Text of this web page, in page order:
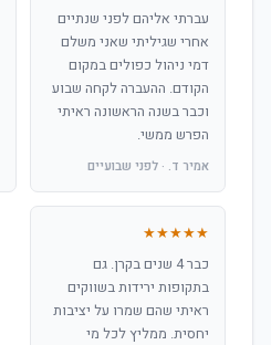
עברתי אליהם לפני שנתיים
אחרי שגיליתי שאני משלם
דמי ניהול כפולים במקום
הקודם. ההעברה לקחה שבוע
וכבר בשנה הראשונה ראיתי
הפרש ממשי.
אמיר ד. · לפני שבועיים
★★★★★
כבר 4 שנים בקרן. גם
בתקופות ירידות בשווקים
ראיתי שהם שמרו על יציבות
יחסית. ממליץ לכל מי